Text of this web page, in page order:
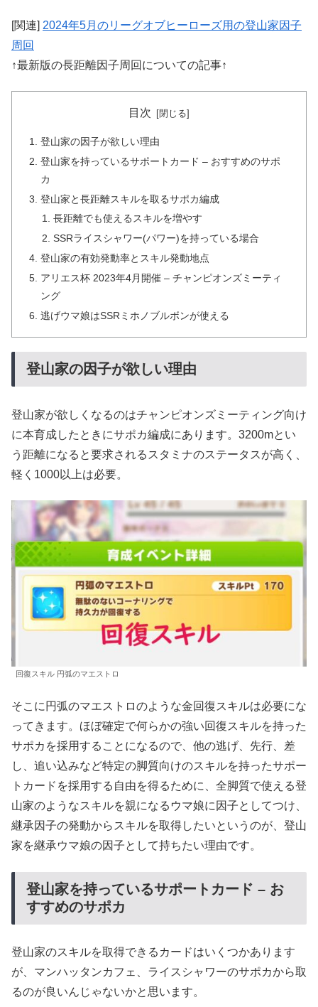
[関連] 2024年5月のリーグオブヒーローズ用の登山家因子
周回
↑最新版の長距離因子周回についての記事↑
目次
登山家の因子が欲しい理由
登山家を持っているサポートカード – おすすめのサポ
カ
登山家と長距離スキルを取るサポカ編成
長距離でも使えるスキルを増やす
SSRライスシャワー(パワー)を持っている場合
登山家の有効発動率とスキル発動地点
アリエス杯 2023年4月開催 – チャンピオンズミーティ
ング
逃げウマ娘はSSRミホノブルボンが使える
登山家の因子が欲しい理由
登山家が欲しくなるのはチャンピオンズミーティング向け
に本育成したときにサポカ編成にあります。3200mとい
う距離になると要求されるスタミナのステータスが高く、
軽く1000以上は必要。
回復スキル 円弧のマエストロ
そこに円弧のマエストロのような金回復スキルは必要にな
ってきます。ほぼ確定で何らかの強い回復スキルを持った
サポカを採用することになるので、他の逃げ、先行、差
し、追い込みなど特定の脚質向けのスキルを持ったサポー
トカードを採用する自由を得るために、全脚質で使える登
山家のようなスキルを親になるウマ娘に因子としてつけ、
継承因子の発動からスキルを取得したいというのが、登山
家を継承ウマ娘の因子として持ちたい理由です。
登山家を持っているサポートカード – お
すすめのサポカ
登山家のスキルを取得できるカードはいくつかあります
が、マンハッタンカフェ、ライスシャワーのサポカから取
るのが良いんじゃないかと思います。